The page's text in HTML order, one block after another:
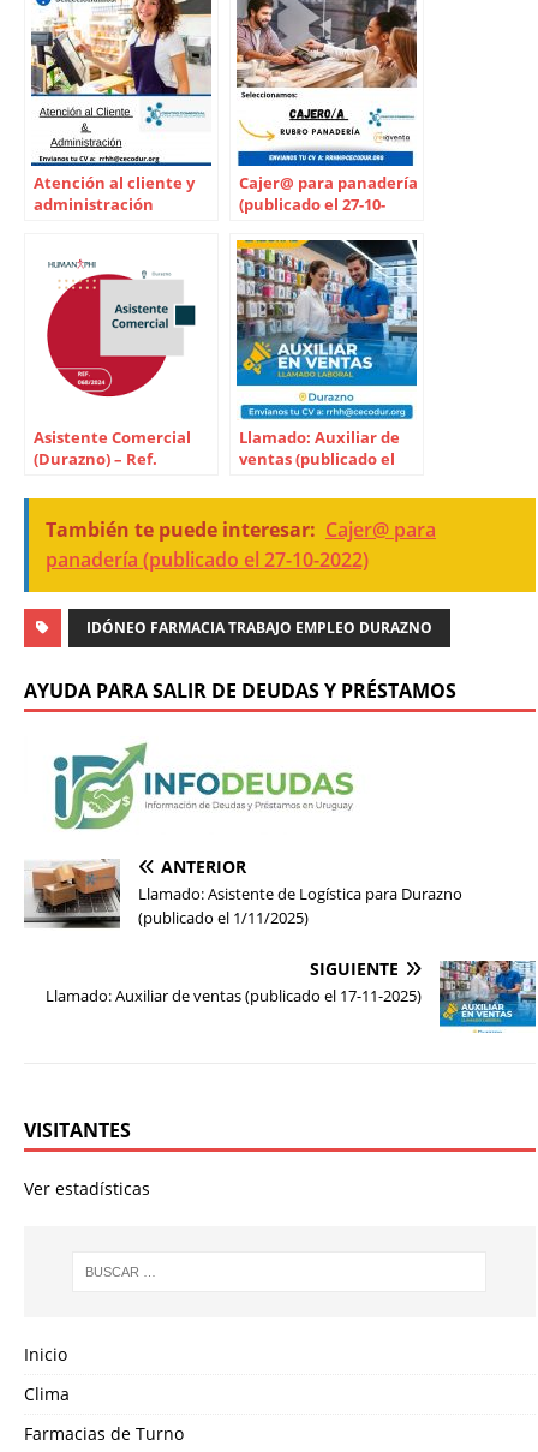
Atención al cliente y
administración
Cajer@ para panadería
(publicado el 27-10-
Asistente Comercial
(Durazno) – Ref.
16-7-2024)
Llamado: Auxiliar de
ventas (publicado el
También te puede interesar: Cajer@ para
panadería (publicado el 27-10-2022)
IDÓNEO FARMACIA TRABAJO EMPLEO DURAZNO
AYUDA PARA SALIR DE DEUDAS Y PRÉSTAMOS
ANTERIOR
Llamado: Asistente de Logística para Durazno
(publicado el 1/11/2025)
SIGUIENTE
Llamado: Auxiliar de ventas (publicado el 17-11-2025)
VISITANTES
Ver estadísticas
Inicio
Clima
Farmacias de Turno